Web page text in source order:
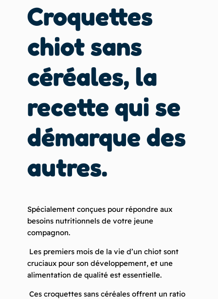
Croquettes
chiot sans
céréales, la
recette qui se
démarque des
autres.
Spécialement conçues pour répondre aux
besoins nutritionnels de votre jeune
compagnon.
Les premiers mois de la vie d’un chiot sont
cruciaux pour son développement, et une
alimentation de qualité est essentielle.
Ces croquettes sans céréales offrent un ratio